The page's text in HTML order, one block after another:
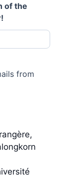
of the
from